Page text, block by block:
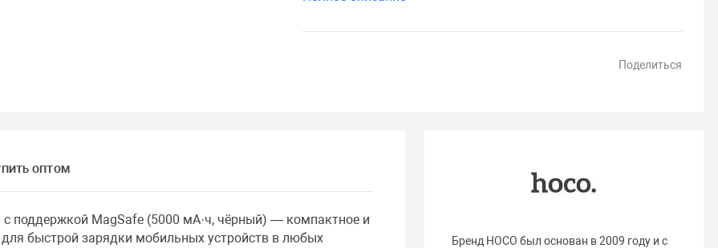
Поделиться
ОПТОМ
поддержкой MagSafe (5000 мА·ч, чёрный) — компактное и
быстрой зарядки мобильных устройств в любых
Бренд HOCO был основан в 2009 году и с